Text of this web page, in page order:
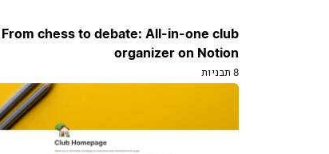
From chess to debate: All-in-one club
organizer on Notion
8 תבניות